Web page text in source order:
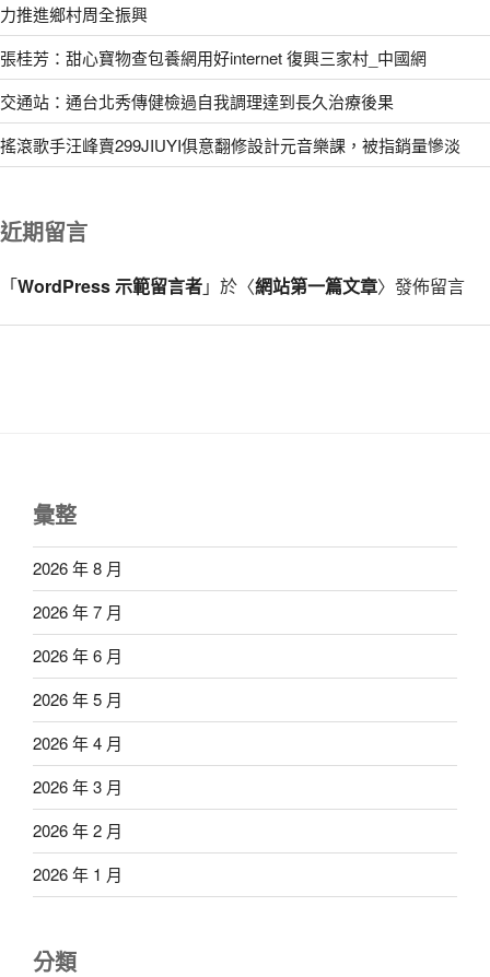
力推進鄉村周全振興
張桂芳：甜心寶物查包養網用好internet 復興三家村_中國網
交通站：通台北秀傳健檢過自我調理達到長久治療後果
搖滾歌手汪峰賣299JIUYI俱意翻修設計元音樂課，被指銷量慘淡
近期留言
「WordPress 示範留言者」於〈網站第一篇文章〉發佈留言
彙整
2026 年 8 月
2026 年 7 月
2026 年 6 月
2026 年 5 月
2026 年 4 月
2026 年 3 月
2026 年 2 月
2026 年 1 月
分類